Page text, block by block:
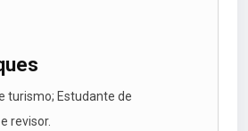
turismo; Estudante de
revisor.